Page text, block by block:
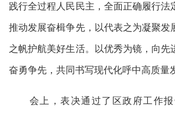
践行全过程人民民主，全面正确履行法
推动发展奋楫争先，以代表之为凝聚发
之帆护航美好生活。以优秀为镜，向先
奋勇争先，共同书写现代化呼中高质量
会上，表决通过了区政府工作报